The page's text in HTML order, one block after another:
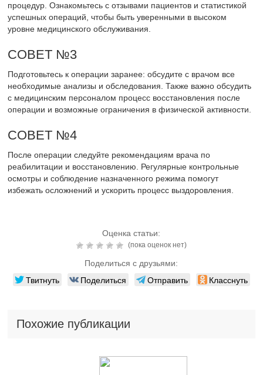
процедур. Ознакомьтесь с отзывами пациентов и статистикой
успешных операций, чтобы быть уверенными в высоком
уровне медицинского обслуживания.
СОВЕТ №3
Подготовьтесь к операции заранее: обсудите с врачом все
необходимые анализы и обследования. Также важно обсудить
с медицинским персоналом процесс восстановления после
операции и возможные ограничения в физической активности.
СОВЕТ №4
После операции следуйте рекомендациям врача по
реабилитации и восстановлению. Регулярные контрольные
осмотры и соблюдение назначенного режима помогут
избежать осложнений и ускорить процесс выздоровления.
Оценка статьи:
(пока оценок нет)
Поделиться с друзьями:
Твитнуть Поделиться Отправить Класснуть
Похожие публикации